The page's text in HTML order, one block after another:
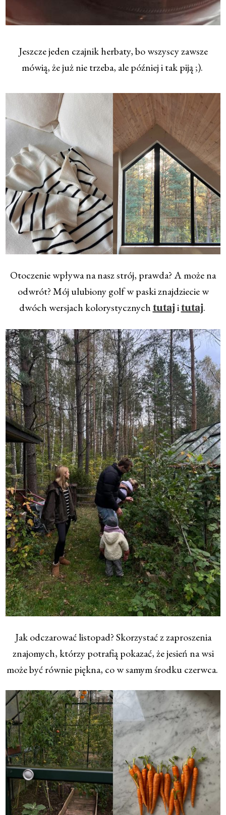
Jeszcze jeden czajnik herbaty, bo wszyscy zawsze
mówią, że już nie trzeba, ale później i tak piją ;).
Otoczenie wpływa na nasz strój, prawda? A może na
odwrót? Mój ulubiony golf w paski znajdziecie w
dwóch wersjach kolorystycznych tutajitutaj.
Jak odczarować listopad? Skorzystać z zaproszenia
znajomych, którzy potrafią pokazać, że jesień na wsi
może być równie piękna, co w samym środku czerwca.